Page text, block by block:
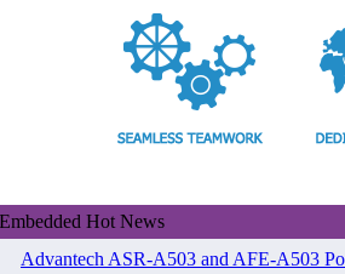
Embedded Hot News
Advantech ASR-A503 and AFE-A503